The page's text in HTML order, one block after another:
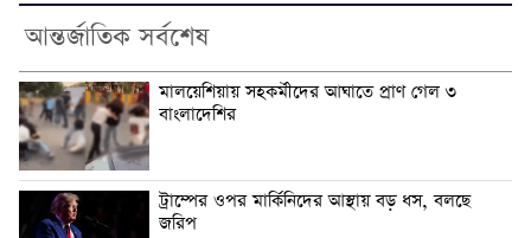
আন্তর্জাতিক সর্বশেষ
মালয়েশিয়ায় সহকর্মীদের আঘাতে প্রাণ গেল ৩
বাংলাদেশির
ট্রাম্পের ওপর মার্কিনিদের আস্থায় বড় ধস, বলছে
জরিপ